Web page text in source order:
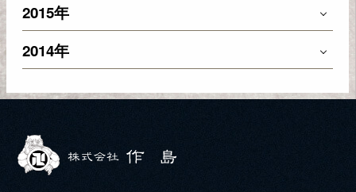
2015年
2014年